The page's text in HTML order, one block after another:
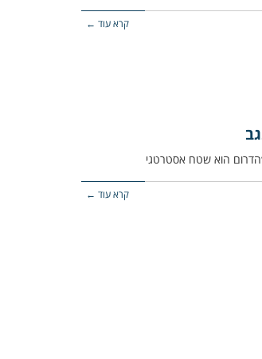
קרא עוד ←
הוא שטח אסטרטגי
קרא עוד ←